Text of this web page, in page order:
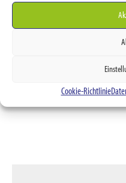
Cookie-Richtlinie